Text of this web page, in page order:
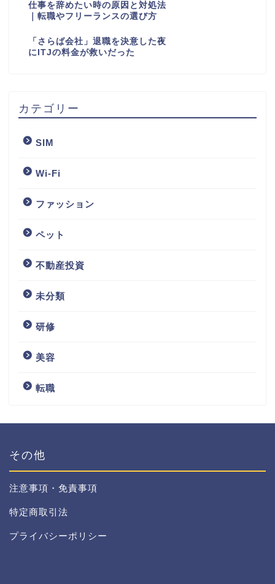
仕事を辞めたい時の原因と対処法
｜転職やフリーランスの選び方
「さらば会社」退職を決意した夜
にITJの料金が救いだった
カテゴリー
SIM
Wi-Fi
ファッション
ペット
不動産投資
未分類
研修
美容
転職
その他
注意事項・免責事項
特定商取引法
プライバシーポリシー